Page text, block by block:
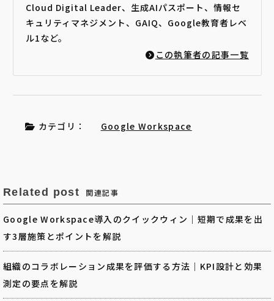
Cloud Digital Leader、生成AIパスポート、情報セ
キュリティマネジメント、GAIQ、Google教育者レベ
ル1など。
この執筆者の記事一覧
カテゴリ： Google Workspace
Related post 関連記事
Google Workspace導入のクイックウィン｜短期で成果を出
す3層施策とポイントを解説
組織のコラボレーション成果を評価する方法｜KPI設計と効果
測定の要点を解説